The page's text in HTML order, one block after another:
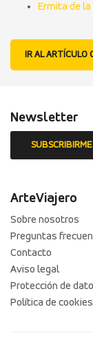
Ermita de
IR AL ARTÍCULO
Newsletter
ArteViajero
Sobre nosotros
Preguntas
Contacto
Aviso legal
Protección de
Política de cookies